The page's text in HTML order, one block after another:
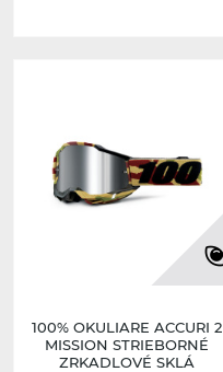
100% OKULIARE ACCURI 2
MISSION STRIEBORNÉ
ZRKADLOVÉ SKLÁ